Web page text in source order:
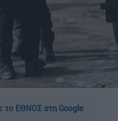
το ΕΘΝΟΣ στη Google